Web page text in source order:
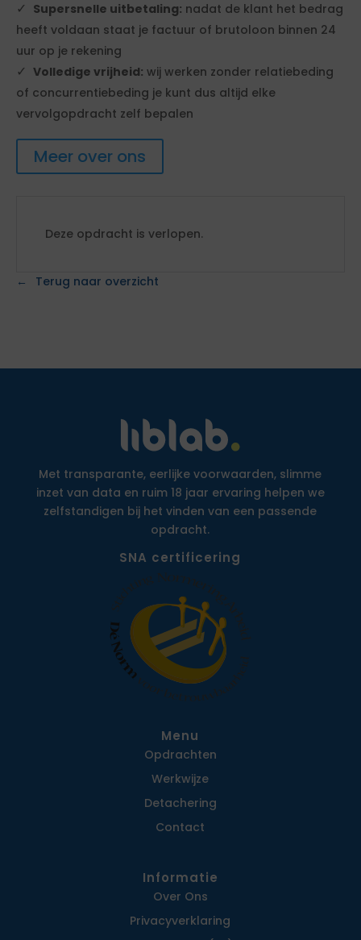
Supersnelle uitbetaling: nadat de klant het bedrag
heeft voldaan staat je factuur of brutoloon binnen 24
uur op je rekening
Volledige vrijheid: wij werken zonder relatiebeding
of concurrentiebeding je kunt dus altijd elke
vervolgopdracht zelf bepalen
Meer over ons
Deze opdracht is verlopen.
Terug naar overzicht
Met transparante, eerlijke voorwaarden, slimme
inzet van data en ruim 18 jaar ervaring helpen we
zelfstandigen bij het vinden van een passende
opdracht.
SNA certificering
Menu
Opdrachten
Werkwijze
Detachering
Contact
Informatie
Over Ons
Privacy­verklaring